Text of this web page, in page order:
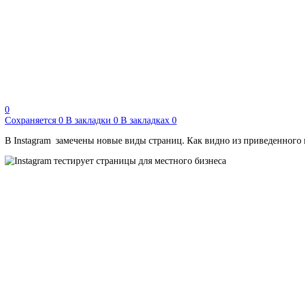
0
Сохраняется 0 В закладки 0 В закладках 0
В Instagram замечены новые виды страниц. Как видно из